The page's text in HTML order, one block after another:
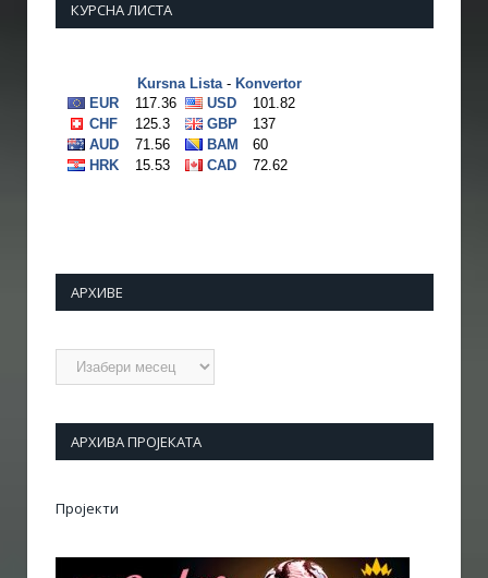
КУРСНА ЛИСТА
АРХИВЕ
Архиве
АРХИВА ПРОЈЕКАТА
Пројекти